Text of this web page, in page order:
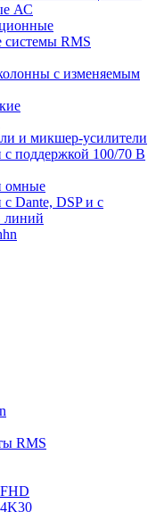
АС
системы RMS
с изменяемым
и микшер-усилители
поддержкой 100/70 В
омные
Dante, DSP и с
линий
RMS